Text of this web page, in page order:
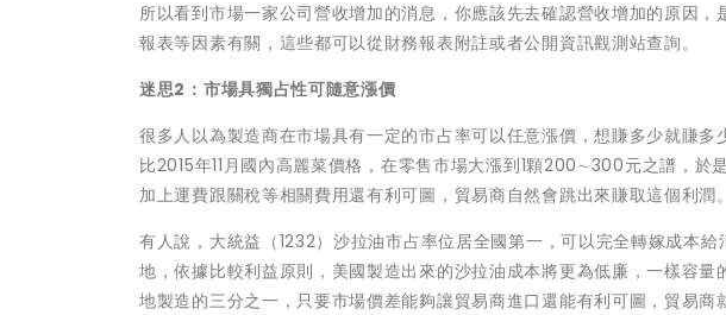
所以看到市場一家公司營收增加的消息，你應該先去確認營收增加的原因
報表等因素有關，這些都可以從財務報表附註或者公開資訊觀測站查詢。
迷思2：市場具獨占性可隨意漲價
很多人以為製造商在市場具有一定的市占率可以任意漲價，想賺多少就賺
比2015年11月國內高麗菜價格，在零售市場大漲到1顆200∼300元之譜，
加上運費跟關稅等相關費用還有利可圖，貿易商自然會跳出來賺取這個利潤。
有人說，大統益（1232）沙拉油市占率位居全國第一，可以完全轉嫁成本
地，依據比較利益原則，美國製造出來的沙拉油成本將更為低廉，一樣容
地製造的三分之一，只要市場價差能夠讓貿易商進口還能有利可圖，貿易商